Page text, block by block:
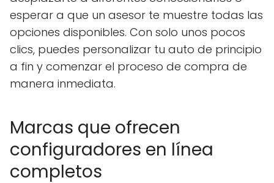
esperar a que un asesor te muestre todas las
opciones disponibles. Con solo unos pocos
clics, puedes personalizar tu auto de principio
a fin y comenzar el proceso de compra de
manera inmediata.
Marcas que ofrecen
configuradores en línea
completos